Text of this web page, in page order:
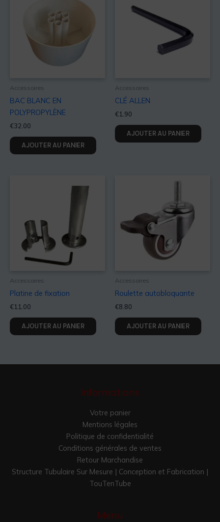
Accessoires
BAC BLANC EN
POLYPROPYLÈNE
€32.00
AJOUTER AU PANIER
Accessoires
CLÉ ALLEN
€1.90
AJOUTER AU PANIER
Accessoires
Platine de fixation
€11.00
AJOUTER AU PANIER
Accessoires
Roulette autobloquante
€8.80
AJOUTER AU PANIER
Informations
Votre panier
Mentions légales
Politique de confidentialité
Conditions générales de ventes
Retour Marchandise
Structure Tubulaire Sur Mesure | Conception et Fabrication |
TouTenTube
Menu